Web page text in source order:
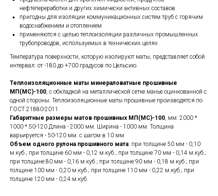
нефтепереработки и других химически активных составов
пригодны для изоляции коммуникационных систем труб с горячим
водоснабжением и отоплением
применяются с целью теплоизоляции различных промышленных
трубопроводов, используемых в технических целях
Температура поверхности, которую изолируют маты, представляет собой
интервал: от -180 до +700 градусов по Цельсию.
Теплоизоляционные маты минераловатные прошивные
МП(МС)-100, с обкладкой на металлической сетке манье оцинкованной с
одной стороны. Теплоизоляционные маты прошивные производятся по
ГОСТ 21880-2011.
Габаритные размеры матов прошивных МП(МС)-100, мм: 2000 *
1000 * 50-120 Длина - 2000 мм. Ширина - 1000 мм. Толщина
варьируется - 50-120 мм. с шагом в 10 мм.
Объем одного рулона прошивного мата: при толщине 50 мм - 0,10
м.куб.; при толщине 60 мм - 0,12 м.куб.; при толщине 70 мм - 0,14 м.куб.;
при толщине 80 мм - 0,16 м.куб.; при толщине 90 мм - 0,18 м.куб.; при
толщине 100 мм - 0,20 м.куб.; при толщине 110 мм - 0,22 м.куб.; при
толщине 120 мм - 0,24 м.куб.